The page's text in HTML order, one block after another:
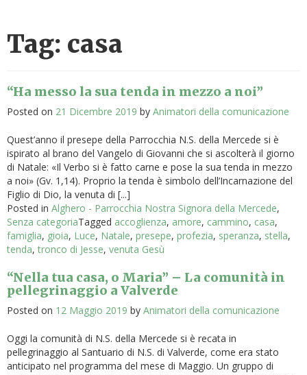
Tag: casa
“Ha messo la sua tenda in mezzo a noi”
Posted on 21 Dicembre 2019 by Animatori della comunicazione
Quest’anno il presepe della Parrocchia N.S. della Mercede si è
ispirato al brano del Vangelo di Giovanni che si ascolterà il giorno
di Natale: «Il Verbo si è fatto carne e pose la sua tenda in mezzo
a noi» (Gv. 1,14). Proprio la tenda è simbolo dell’Incarnazione del
Figlio di Dio, la venuta di [...]
Posted in Alghero - Parrocchia Nostra Signora della Mercede,
Senza categoriaTagged accoglienza, amore, cammino, casa,
famiglia, gioia, Luce, Natale, presepe, profezia, speranza, stella,
tenda,tronco di Jesse, venuta Gesù
“Nella tua casa, o Maria” – La comunità in
pellegrinaggio a Valverde
Posted on 12 Maggio 2019 by Animatori della comunicazione
Oggi la comunità di N.S. della Mercede si è recata in
pellegrinaggio al Santuario di N.S. di Valverde, come era stato
anticipato nel programma del mese di Maggio. Un gruppo di